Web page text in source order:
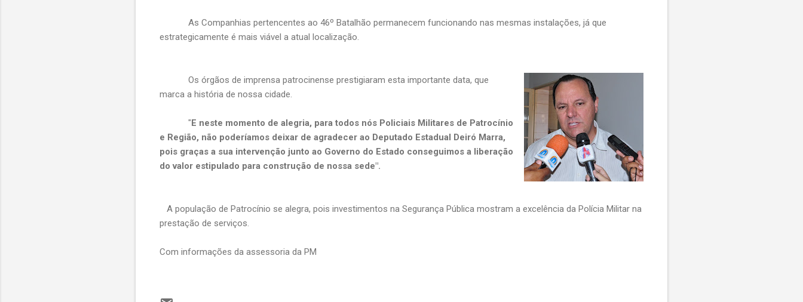
As Companhias pertencentes ao 46º Batalhão permanecem funcionando nas mesmas instalações, já que
estrategicamente é mais viável a atual localização.
Os órgãos de imprensa patrocinense prestigiaram esta importante data, que
marca a história de nossa cidade.
"E neste momento de alegria, para todos nós Policiais Militares de Patrocínio
e Região, não poderíamos deixar de agradecer ao Deputado Estadual Deiró Marra,
pois graças a sua intervenção junto ao Governo do Estado conseguimos a liberação
do valor estipulado para construção de nossa sede".
A população de Patrocínio se alegra, pois investimentos na Segurança Pública mostram a excelência da Polícia Militar na
prestação de serviços.
Com informações da assessoria da PM